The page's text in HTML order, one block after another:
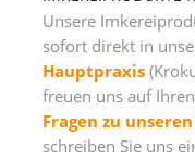
Unsere
sofort direkt in
Hauptpraxis
freuen uns auf
Fragen zu
schreiben Sie uns